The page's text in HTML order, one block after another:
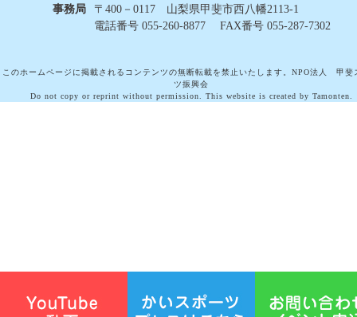
事務局
〒400－0117 山梨県甲斐市西八幡2113-1
電話番号 055-260-8877 FAX番号 055-287-7302
このホームページに掲載されるコンテンツの無断転載を禁止いたします。NPO法人 甲斐
ツ振興会
Do not copy or reprint without permission. This website is created by Tamonten.